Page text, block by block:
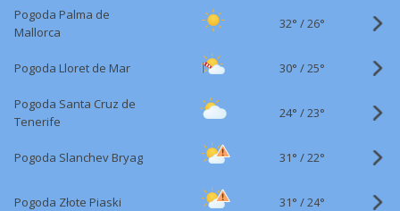
Pogoda Palma de
Mallorca
32° /26°
Pogoda Lloret de Mar 30° /25°
Pogoda Santa Cruz de
Tenerife
24° /23°
Pogoda Slanchev Bryag 31° /22°
Pogoda Złote Piaski 31° /24°